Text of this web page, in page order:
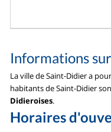
Informations
La ville de Saint-Didier a
habitants de Saint-Didier
Didieroises.
Horaires